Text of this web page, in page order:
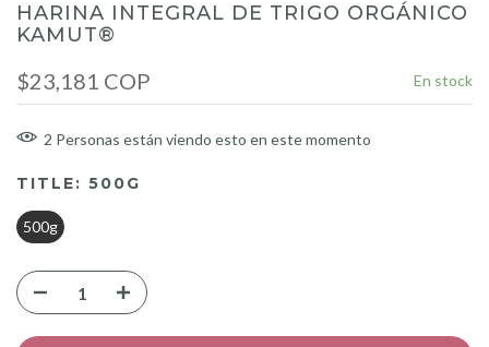
HARINA INTEGRAL DE TRIGO ORGÁNICO
KAMUT®
$23,181 COP En stock
2 Personas están viendo esto en este momento
TITLE: 500G
500g